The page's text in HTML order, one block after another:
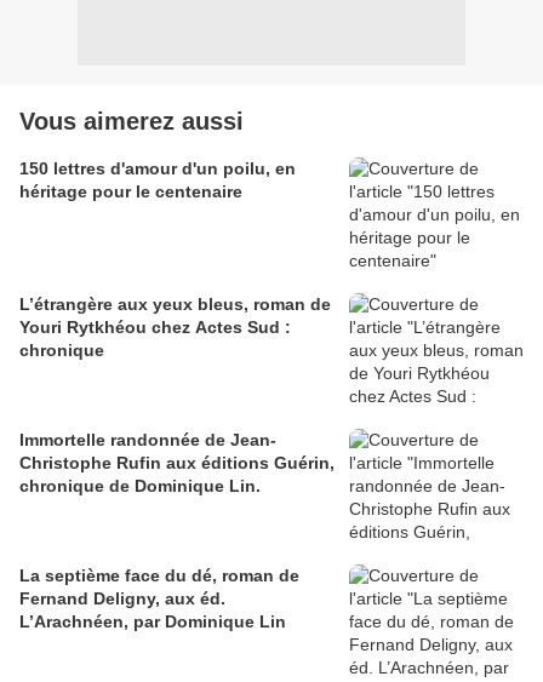
Vous aimerez aussi
150 lettres d'amour d'un poilu, en
héritage pour le centenaire
L’étrangère aux yeux bleus, roman de
Youri Rytkhéou chez Actes Sud :
chronique
Immortelle randonnée de Jean-
Christophe Rufin aux éditions Guérin,
chronique de Dominique Lin.
La septième face du dé, roman de
Fernand Deligny, aux éd.
L’Arachnéen, par Dominique Lin